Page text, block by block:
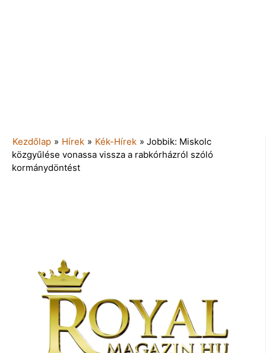
Kezdőlap » Hírek » Kék-Hírek » Jobbik: Miskolc
közgyűlése vonassa vissza a rabkórházról szóló
kormánydöntést